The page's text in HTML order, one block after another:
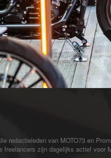
redactieleden van MOTO73 en
zijn dagelijks actief voor